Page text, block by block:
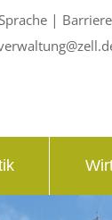
|